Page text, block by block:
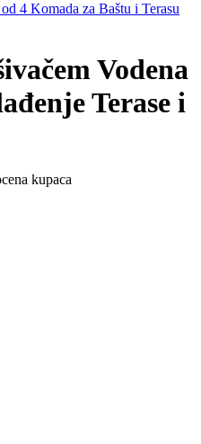
4 Komada za Baštu i Terasu
Vodena
Terase i
kupaca